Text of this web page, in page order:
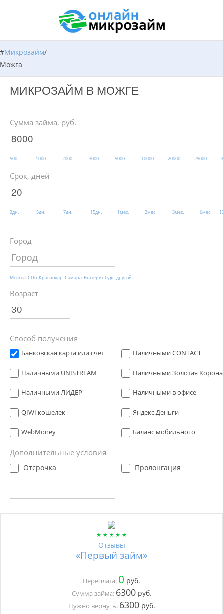
#Микрозайм/
Можга
МИКРОЗАЙМ В МОЖГЕ
Сумма займа, руб.
500 1000 2000 3000 5000 10000 20000 25000
Срок, дней
2дн. 5дн. 7дн. 15дн. 1мес. 2мес. 3мес. 6мес.
Город
Москва СПб Краснодар Самара Екатеринбург другой...
Возраст
Способ получения
Банковская карта или счет Наличными CONTACT
Наличными UNISTREAM Наличными Золотая Корона
Наличными ЛИДЕР Наличными в офисе
QIWI кошелек Яндекс.Деньги
WebMoney Баланс мобильного
Дополнительные условия
Отсрочка Пролонгация
Отзывы
«Первый займ»
Переплата: 0 руб.
Сумма займа: 6300руб.
Нужно вернуть: 6300руб.